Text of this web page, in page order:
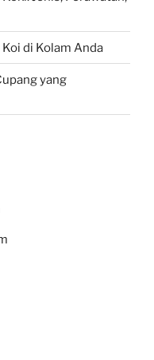
di Kolam Anda
yang